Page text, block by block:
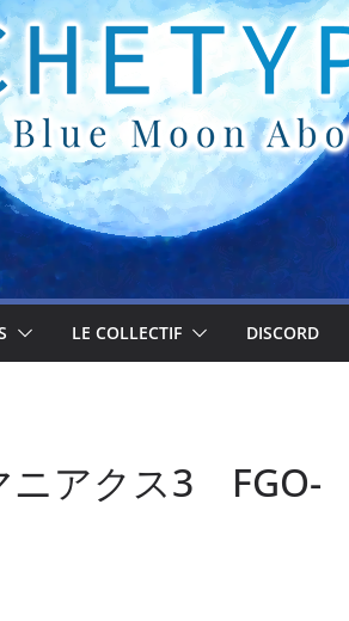
LE COLLECTIF DISCORD
ニアクス3 FGO-